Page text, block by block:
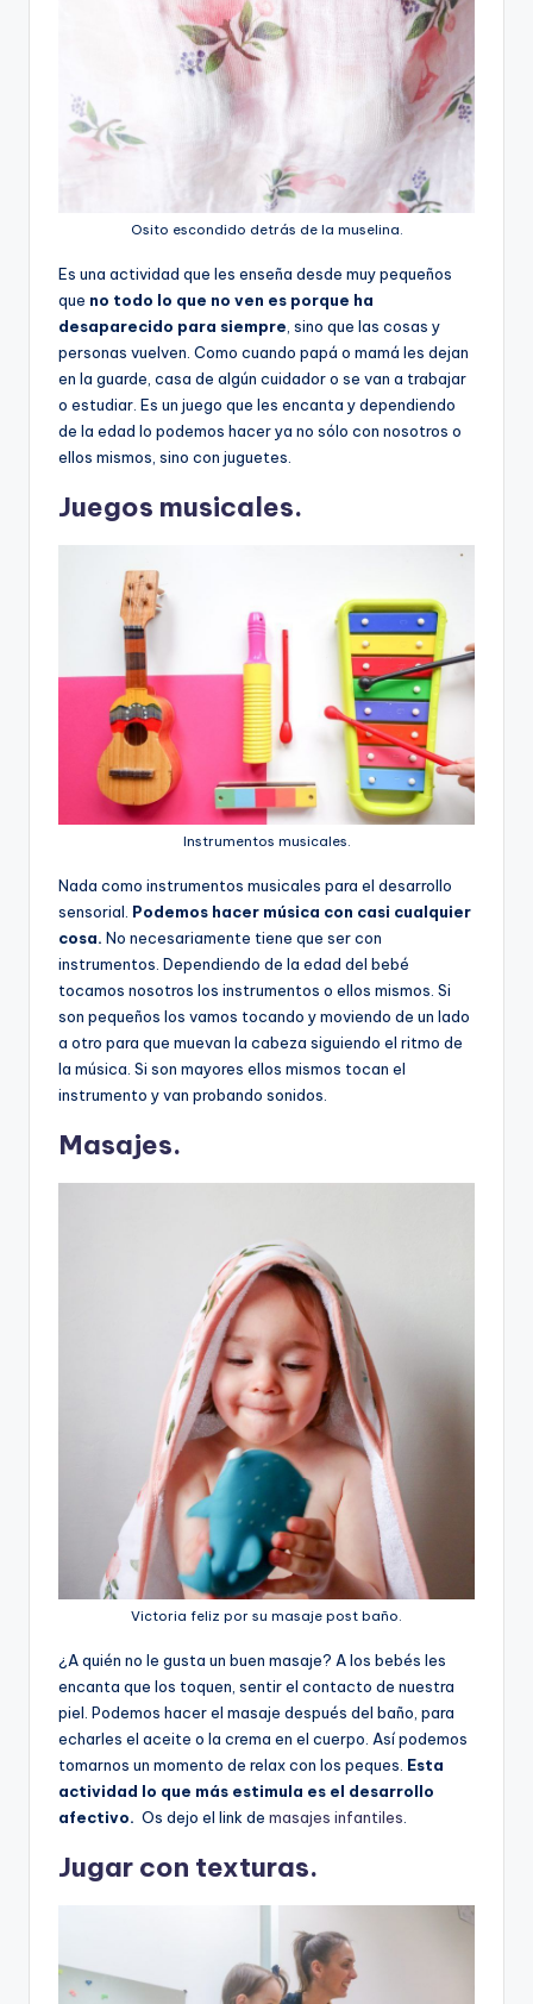
Osito escondido detrás de la muselina.
Es una actividad que les enseña desde muy pequeños
que no todo lo que no ven es porque ha
desaparecido para siempre , sino que las cosas y
personas vuelven. Como cuando papá o mamá les dejan
en la guarde, casa de algún cuidador o se van a trabajar
o estudiar. Es un juego que les encanta y dependiendo
de la edad lo podemos hacer ya no sólo con nosotros o
ellos mismos, sino con juguetes.
Juegos musicales.
Instrumentos musicales.
Nada como instrumentos musicales para el desarrollo
sensorial. Podemos hacer música con casi cualquier
cosa. No necesariamente tiene que ser con
instrumentos. Dependiendo de la edad del bebé
tocamos nosotros los instrumentos o ellos mismos. Si
son pequeños los vamos tocando y moviendo de un lado
a otro para que muevan la cabeza siguiendo el ritmo de
la música. Si son mayores ellos mismos tocan el
instrumento y van probando sonidos.
Masajes.
Victoria feliz por su masaje post baño.
¿A quién no le gusta un buen masaje? A los bebés les
encanta que los toquen, sentir el contacto de nuestra
piel. Podemos hacer el masaje después del baño, para
echarles el aceite o la crema en el cuerpo. Así podemos
tomarnos un momento de relax con los peques. Esta
actividad lo que más estimula es el desarrollo
afectivo. Os dejo el link de masajes infantiles
Jugar con texturas.